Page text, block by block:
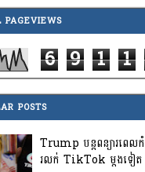
PAGEVIEWS
6 9 1 1
POSTS
Trump បន្តពន្យារពេ
រលក់ TikTok ម្តងទៀត